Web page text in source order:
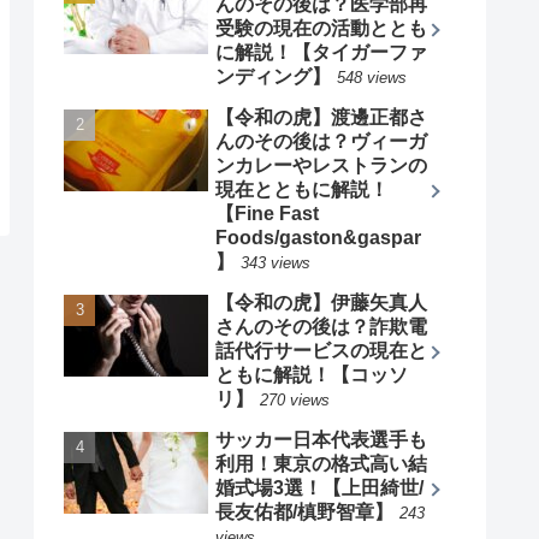
ガーファンディング】
31184 views
【受験生版】畦地健誠さ
受験の現在の活動ととも
に解説！【タイガーファ
ンディング】 28340 views
月間ランキング
【受験生版】畦地健誠さ
んのその後は？医学部再
受験の現在の活動ととも
に解説！【タイガーファ
ンディング】
【令和の虎】渡邊正都さ
んのその後は？ヴィーガ
ンカレーやレストランの
現在とともに解説！